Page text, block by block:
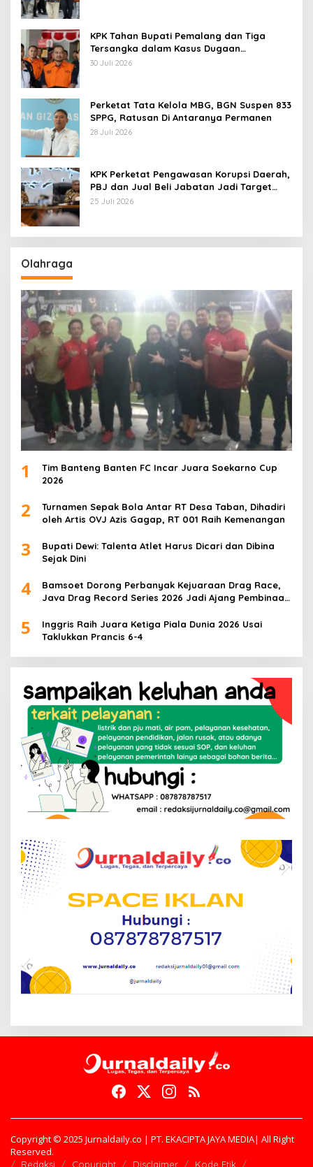
KPK Tahan Bupati Pemalang dan Tiga
Tersangka dalam Kasus Dugaan
Pemerasan
30 Juli 2026
Perketat Tata Kelola MBG, BGN Suspen 833
SPPG, Ratusan Di Antaranya Permanen
28 Juli 2026
KPK Perketat Pengawasan Korupsi Daerah,
PBJ dan Jual Beli Jabatan Jadi Target
Utama
25 Juli 2026
Olahraga
1
Tim Banteng Banten FC Incar Juara Soekarno Cup
2026
2
Turnamen Sepak Bola Antar RT Desa Taban, Dihadiri
oleh Artis OVJ Azis Gagap, RT 001 Raih Kemenangan
3
Bupati Dewi: Talenta Atlet Harus Dicari dan Dibina
Sejak Dini
4
Bamsoet Dorong Perbanyak Kejuaraan Drag Race,
Java Drag Record Series 2026 Jadi Ajang Pembinaan
5
Inggris Raih Juara Ketiga Piala Dunia 2026 Usai
Taklukkan Prancis 6-4
Copyright © 2025 Jurnaldaily.co | PT. EKACIPTA JAYA MEDIA| All Right
Reserved.
Redaksi Copyright Disclaimer Kode Etik